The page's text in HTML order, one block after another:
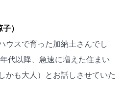
）
ウスで育った加納土さんでし
代以降、急速に増えた住まい
かも大人）とお話しさせていた